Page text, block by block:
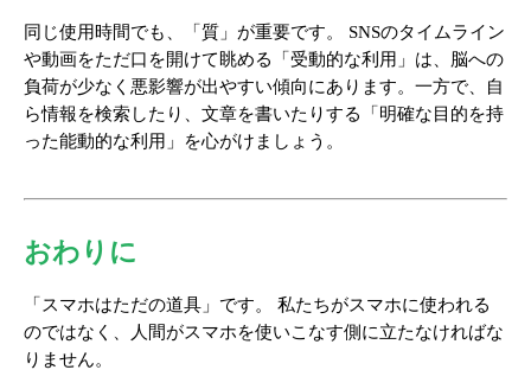
同じ使用時間でも、「質」が重要です。 SNSのタイムライン
や動画をただ口を開けて眺める「受動的な利用」は、脳への
負荷が少なく悪影響が出やすい傾向にあります。一方で、自
ら情報を検索したり、文章を書いたりする「明確な目的を持
った能動的な利用」を心がけましょう。
おわりに
「スマホはただの道具」です。 私たちがスマホに使われる
のではなく、人間がスマホを使いこなす側に立たなければな
りません。